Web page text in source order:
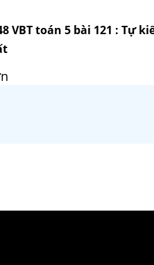
VBT toán 5 bài 121 : Tự